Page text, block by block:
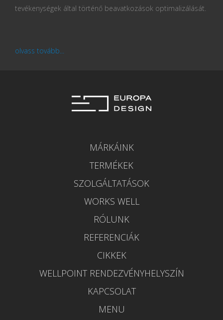
tevékenységek által történő beavatkozások optimalizálását.
olvass tovább...
MÁRKÁINK
TERMÉKEK
SZOLGÁLTATÁSOK
WORKS WELL
RÓLUNK
REFERENCIÁK
CIKKEK
WELLPOINT RENDEZVÉNYHELYSZÍN
KAPCSOLAT
MENU